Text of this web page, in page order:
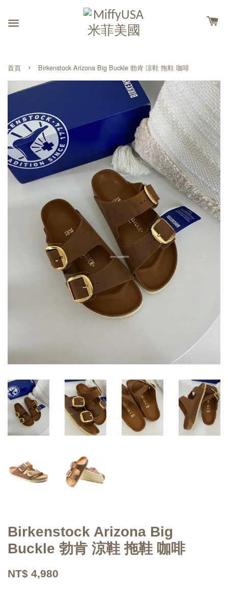
首頁 › Birkenstock Arizona Big Buckle 勃肯 涼鞋 拖鞋 咖啡
Birkenstock Arizona Big
Buckle 勃肯 涼鞋 拖鞋 咖啡
NT$ 4,980